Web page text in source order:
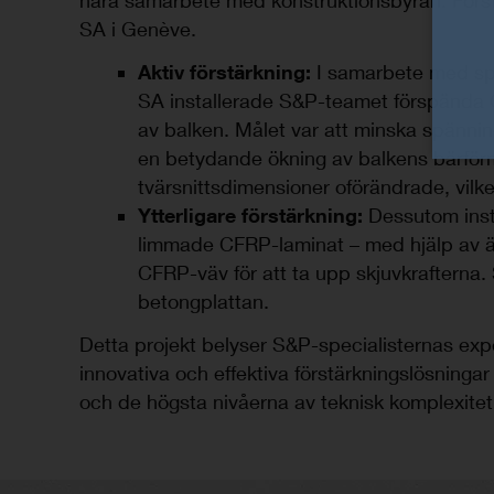
SA i Genève.
Aktiv förstärkning: I samarbete med
SA installerade S&P-teamet förspända
av balken. Målet var att minska
en betydande ökning av balkens
tvärsnittsdimensioner oförändrade,
Ytterligare förstärkning: Dessutom
limmade CFRP-laminat – med hjälp av
CFRP-väv för att ta upp
betongplattan.
Detta projekt belyser S&P-specialisternas
innovativa och effektiva
och de högsta nivåerna av teknisk